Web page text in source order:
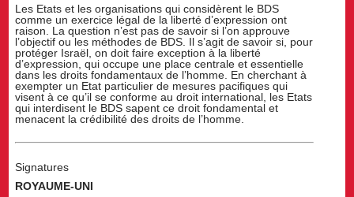
Les Etats et les organisations qui considèrent le BDS
comme un exercice légal de la liberté d’expression ont
raison. La question n’est pas de savoir si l’on approuve
l’objectif ou les méthodes de BDS. Il s’agit de savoir si, pour
protéger Israël, on doit faire exception à la liberté
d’expression, qui occupe une place centrale et essentielle
dans les droits fondamentaux de l’homme. En cherchant à
exempter un Etat particulier de mesures pacifiques qui
visent à ce qu’il se conforme au droit international, les Etats
qui interdisent le BDS sapent ce droit fondamental et
menacent la crédibilité des droits de l’homme.
Signatures
ROYAUME-UNI